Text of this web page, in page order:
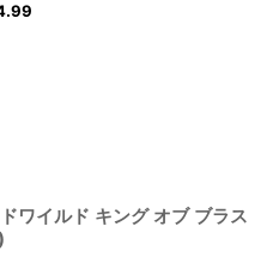
イルド キング オブ ブラス